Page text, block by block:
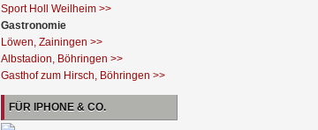
Sport Holl Weilheim >>
Gastronomie
Löwen, Zainingen >>
Albstadion, Böhringen >>
Gasthof zum Hirsch, Böhringen >>
FÜR IPHONE & CO.